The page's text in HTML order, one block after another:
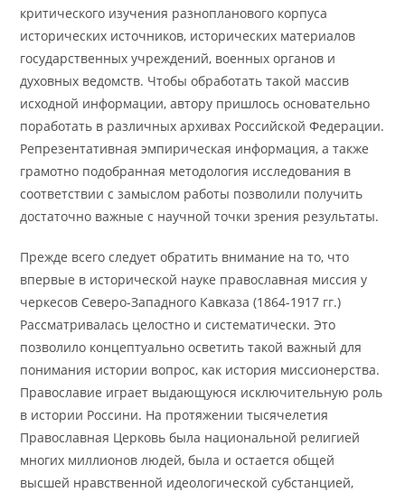
критического изучения разнопланового корпуса
исторических источников, исторических материалов
государственных учреждений, военных органов и
духовных ведомств. Чтобы обработать такой массив
исходной информации, автору пришлось основательно
поработать в различных архивах Российской Федерации.
Репрезентативная эмпирическая информация, а также
грамотно подобранная методология исследования в
соответствии с замыслом работы позволили получить
достаточно важные с научной точки зрения результаты.
Прежде всего следует обратить внимание на то, что
впервые в исторической науке православная миссия у
черкесов Северо-Западного Кавказа (1864-1917 гг.)
Рассматривалась целостно и систематически. Это
позволило концептуально осветить такой важный для
понимания истории вопрос, как история миссионерства.
Православие играет выдающуюся исключительную роль
в истории Россини. На протяжении тысячелетия
Православная Церковь была национальной религией
многих миллионов людей, была и остается общей
высшей нравственной идеологической субстанцией,